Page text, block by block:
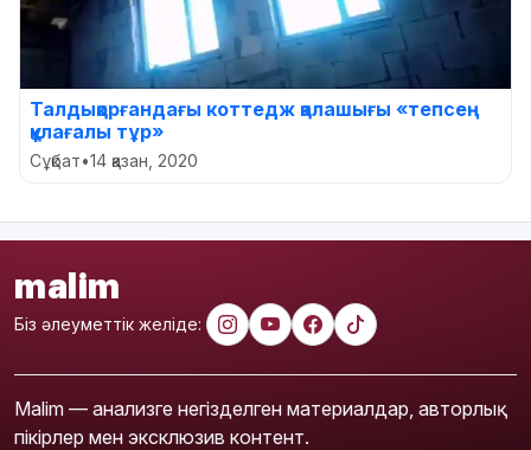
Талдықорғандағы коттедж қалашығы «тепсең
құлағалы тұр»
Сұқбат•14 қазан, 2020
malim
Біз әлеуметтік желіде:
Malim — анализге негізделген материалдар, авторлық
пікірлер мен эксклюзив контент.